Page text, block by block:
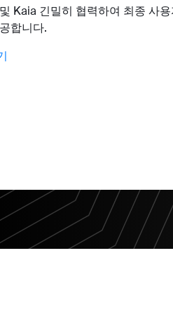
Kaia 긴밀히 협력하여 최종 사
합니다.